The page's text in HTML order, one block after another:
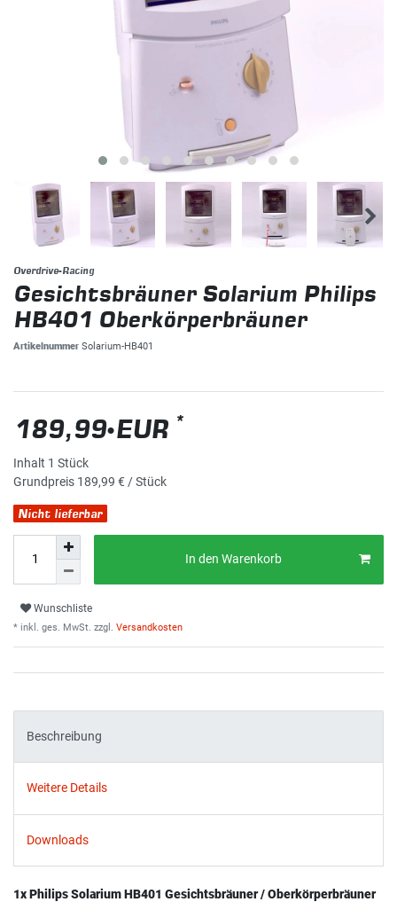
Overdrive-Racing
Gesichtsbräuner Solarium Philips
HB401 Oberkörperbräuner
Artikelnummer Solarium-HB401
189,99 EUR *
Inhalt 1 Stück
Grundpreis 189,99 € / Stück
Nicht lieferbar
In den Warenkorb
Wunschliste
* inkl. ges. MwSt. zzgl. Versandkosten
Beschreibung
Weitere Details
Downloads
1x Philips Solarium HB401 Gesichtsbräuner / Oberkörperbräuner